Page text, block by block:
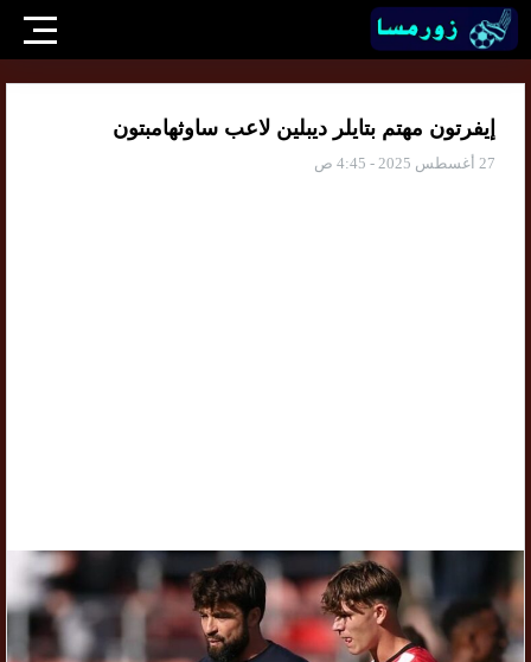
إيفرتون مهتم بتايلر ديبلين لاعب ساوثهامبتون
27 أغسطس 2025 - 4:45 ص